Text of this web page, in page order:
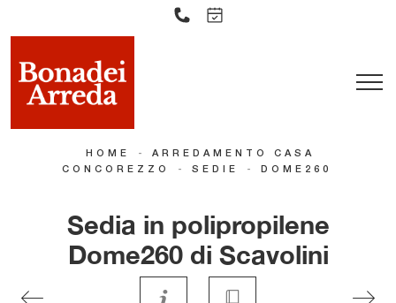
HOME -
ARREDAMENTO CASA
CONCOREZZO
- SEDIE - DOME260
Sedia in polipropilene
Dome260 di Scavolini